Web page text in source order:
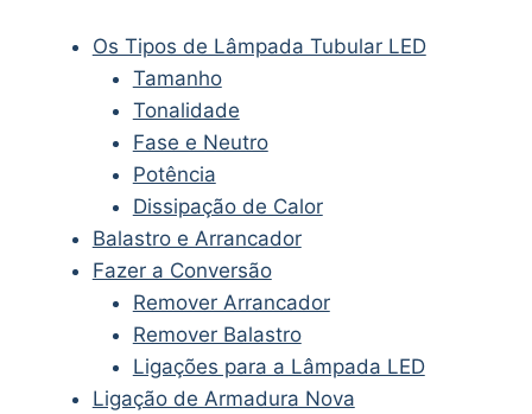
Os Tipos de Lâmpada Tubular LED
Tamanho
Tonalidade
Fase e Neutro
Potência
Dissipação de Calor
Balastro e Arrancador
Fazer a Conversão
Remover Arrancador
Remover Balastro
Ligações para a Lâmpada LED
Ligação de Armadura Nova